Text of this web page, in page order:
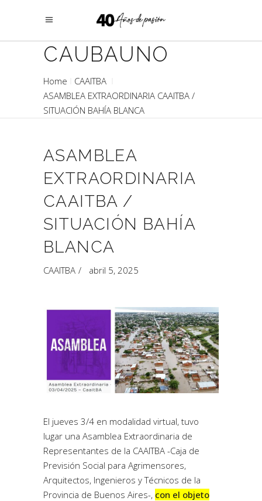
CAUBAUNO
Home
CAAITBA
ASAMBLEA EXTRAORDINARIA CAAITBA /
SITUACIÓN BAHÍA BLANCA
ASAMBLEA
EXTRAORDINARIA
CAAITBA /
SITUACIÓN BAHÍA
BLANCA
CAAITBA abril 5, 2025
El jueves 3/4 en modalidad virtual, tuvo
lugar una Asamblea Extraordinaria de
Representantes de la CAAITBA -Caja de
Previsión Social para Agrimensores,
Arquitectos, Ingenieros y Técnicos de la
Provincia de Buenos Aires-, con el objeto